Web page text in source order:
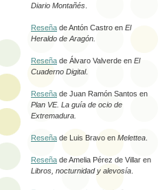
Diario Montañés
Reseña de Antón Castro en El
Heraldo de Aragón.
Reseña de Álvaro Valverde en El
Cuaderno Digital.
Reseña de Juan Ramón Santos en
Plan VE. La guía de ocio de
Extremadura.
Reseña de Luis Bravo en Melettea
Reseña de Amelia Pérez de Villar en
Libros, nocturnidad y alevosía